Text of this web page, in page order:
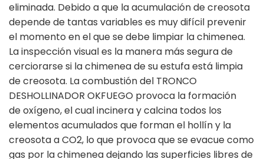
eliminada. Debido a que la acumulación de creosota
depende de tantas variables es muy difícil prevenir
el momento en el que se debe limpiar la chimenea.
La inspección visual es la manera más segura de
cerciorarse si la chimenea de su estufa está limpia
de creosota. La combustión del TRONCO
DESHOLLINADOR OKFUEGO provoca la formación
de oxígeno, el cual incinera y calcina todos los
elementos acumulados que forman el hollín y la
creosota a CO2, lo que provoca que se evacue como
gas por la chimenea dejando las superficies libres de